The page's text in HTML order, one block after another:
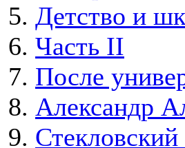
Детство и
Часть II
После
Александр
Стекловский